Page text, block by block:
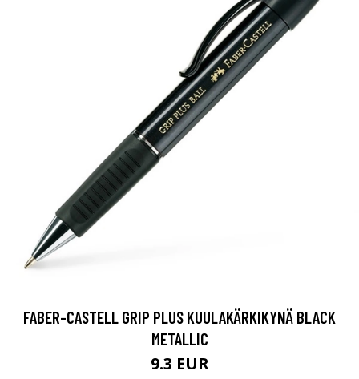
FABER-CASTELL GRIP PLUS KUULAKÄRKIKYNÄ BLACK
METALLIC
9.3 EUR